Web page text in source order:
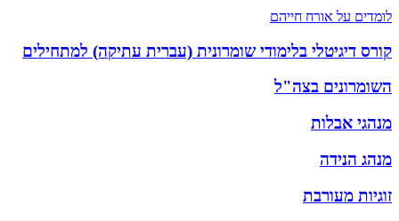
לומדים על אורח חייהם
קורס דיגיטלי בלימודי שומרונית (עברית עתיקה) למתחילים
השומרונים בצה"ל
מנהגי אבלות
מנהג הנידה
זוגיות מעורבת